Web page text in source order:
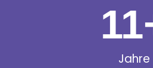
Jahre
11